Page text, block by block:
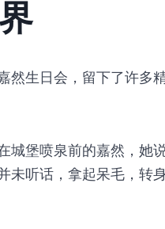
然生日会，留下了许多
城堡喷泉前的嘉然，她
未听话，拿起呆毛，转